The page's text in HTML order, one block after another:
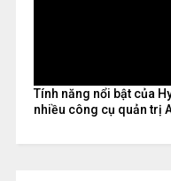
Tính năng nổi bật của
nhiều công cụ quản trị